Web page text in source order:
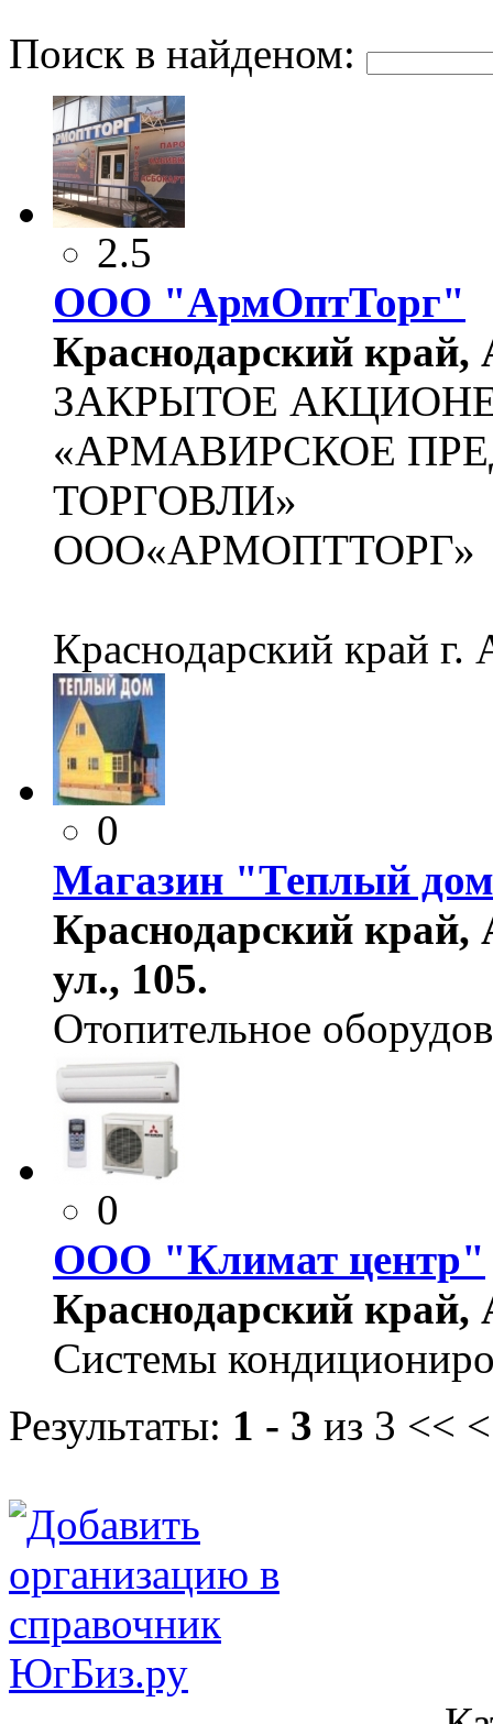
Поиск в найденом:
2.5
ООО "АрмОптТорг"
Краснодарский
ЗАКРЫТОЕ
«АРМАВИРСКОЕ
ТОРГОВЛИ»
ООО«АРМОПТТОРГ»
Краснодарский край
0
Магазин "Теплый
Краснодарский
ул., 105.
Отопительное
0
ООО "Климат центр"
Краснодарский край,
Системы
Результаты: 1 - 3 из 3 <<